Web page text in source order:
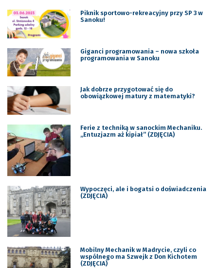
Piknik sportowo-rekreacyjny przy SP 3 w
Sanoku!
Giganci programowania – nowa szkoła
programowania w Sanoku
Jak dobrze przygotować się do
obowiązkowej matury z matematyki?
Ferie z techniką w sanockim Mechaniku.
„Entuzjazm aż kipiał” (ZDJĘCIA)
Wypoczęci, ale i bogatsi o doświadczenia
(ZDJĘCIA)
Mobilny Mechanik w Madrycie, czyli co
wspólnego ma Szwejk z Don Kichotem
(ZDJĘCIA)